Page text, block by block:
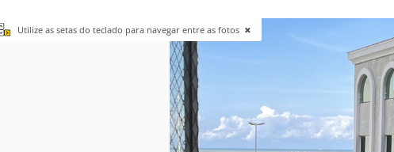
Utilize as setas do teclado para navegar entre as fotos